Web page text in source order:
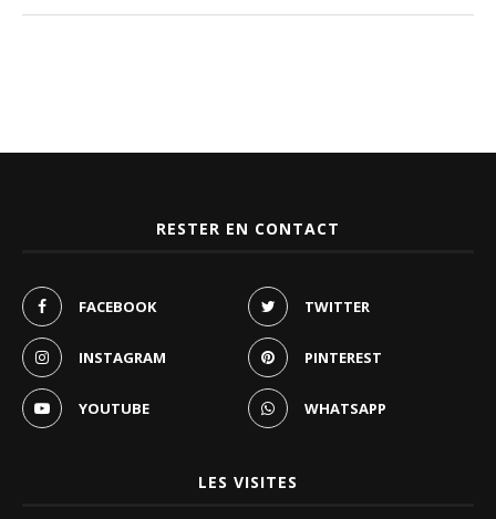
RESTER EN CONTACT
FACEBOOK TWITTER
INSTAGRAM PINTEREST
YOUTUBE WHATSAPP
LES VISITES